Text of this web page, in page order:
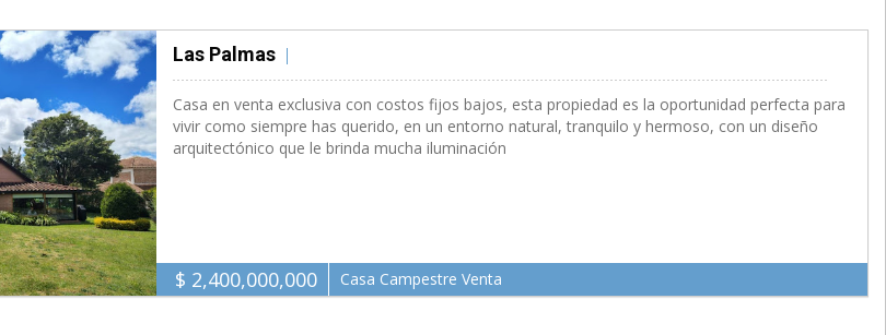
Las Palmas
Casa en venta exclusiva con costos fijos bajos, esta propiedad es la oportunidad perfecta para
vivir como siempre has querido, en un entorno natural, tranquilo y hermoso, con un diseño
arquitectónico que le brinda mucha iluminación
$ 2,400,000,000 Casa Campestre Venta